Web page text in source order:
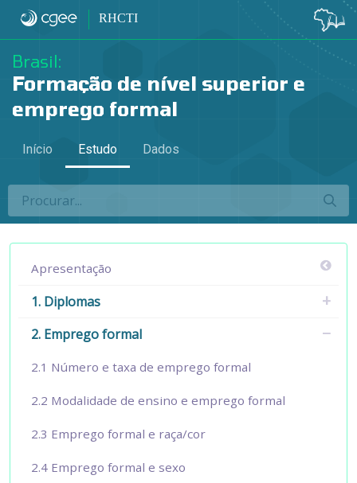
2.7 Área geral de formação e
RHCTI
Brasil:
Formação de nível superior e
emprego formal
Início Estudo Dados
Apresentação
1. Diplomas
2. Emprego formal
2.1 Número e taxa de emprego formal
2.2 Modalidade de ensino e emprego formal
2.3 Emprego formal e raça/cor
2.4 Emprego formal e sexo